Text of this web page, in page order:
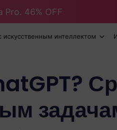
Pro. 46% OFF
искусственным интеллектом